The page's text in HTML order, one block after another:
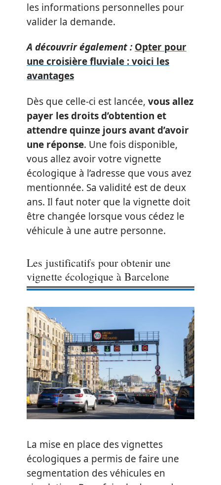
les informations personnelles pour
valider la demande.
A découvrir également : Opter pour
une croisière fluviale : voici les
avantages
Dès que celle-ci est lancée, vous allez
payer les droits d’obtention et
attendre quinze jours avant d’avoir
une réponse. Une fois disponible,
vous allez avoir votre vignette
écologique à l’adresse que vous avez
mentionnée. Sa validité est de deux
ans. Il faut noter que la vignette doit
être changée lorsque vous cédez le
véhicule à une autre personne.
Les justificatifs pour obtenir une
vignette écologique à Barcelone
La mise en place des vignettes
écologiques a permis de faire une
segmentation des véhicules en